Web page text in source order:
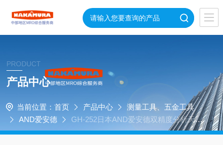
PRODUCT
产品中心
当前位置： 首页 产品中心
测量工具、五金工具
AND爱安德
GH-252日本AND爱安德双精度分析天平
科研检测